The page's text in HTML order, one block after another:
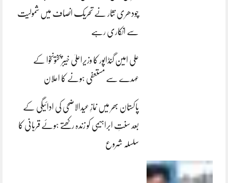
چودھری نثار نے تحریک انصاف میں شمولیت
سے انکاری رہے
علی امین گنڈاپور کا وزیراعلیٰ خیبرپختونخوا کے
عہدے سے مستعفی ہونے کا اعلان
پاکستان بھر میں نمازِ عیدالاضحی کی ادائیگی کے
بعد سنتِ ابراہیمی کو زندہ رکھتے ہوئے قربانی کا
سلسلہ شروع